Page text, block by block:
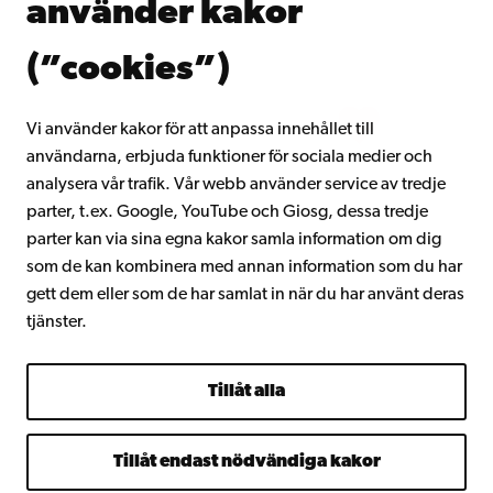
använder kakor
(”cookies”)
Vi använder kakor för att anpassa innehållet till
användarna, erbjuda funktioner för sociala medier och
analysera vår trafik. Vår webb använder service av tredje
parter, t.ex. Google, YouTube och Giosg, dessa tredje
parter kan via sina egna kakor samla information om dig
som de kan kombinera med annan information som du har
gett dem eller som de har samlat in när du har använt deras
tjänster.
Tillåt alla
Tillåt endast nödvändiga kakor
Gå med i Åbo Akademis alumnnätverk
Intranätet
Facebook InstagramYouTube LinkedIn Blog Snapchat